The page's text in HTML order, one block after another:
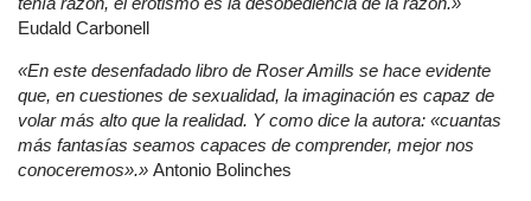
Eudald Carbonell
«En este desenfadado libro de Roser Amills se hace evidente
que, en cuestiones de sexualidad, la imaginación es capaz de
volar más alto que la realidad. Y como dice la autora: «cuantas
más fantasías seamos capaces de comprender, mejor nos
conoceremos».» Antonio Bolinches